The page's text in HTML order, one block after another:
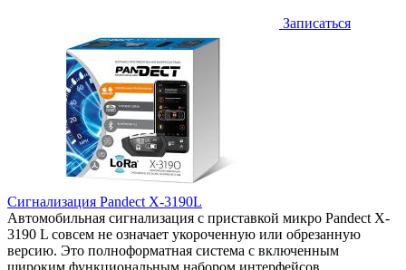
Записаться
Сигнализация Pandect X-3190L
Автомобильная сигнализация с приставкой микро Pandect X-
3190 L совсем не означает укороченную или обрезанную
версию. Это полноформатная система с включенным